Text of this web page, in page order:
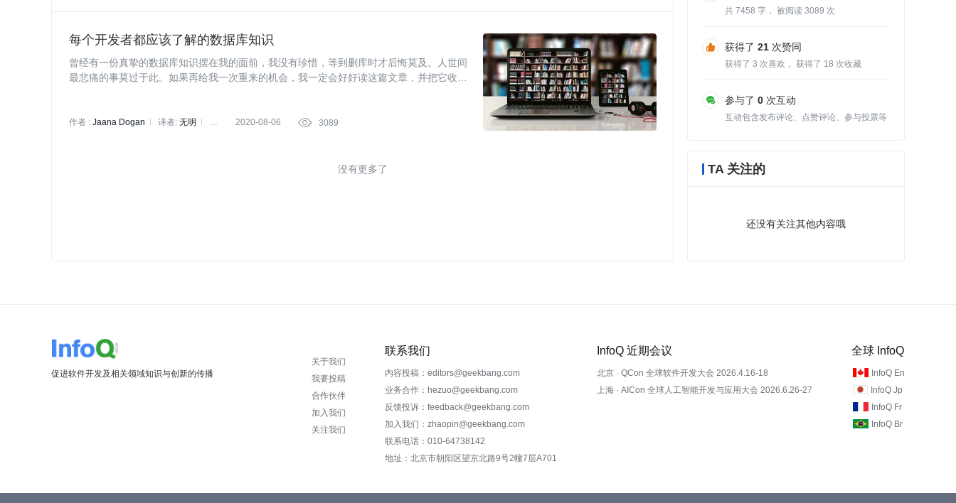
每个开发者都应该了解的数据库知识
曾经有一份真挚的数据库知识摆在我的面前，我没有珍惜，等到删库时才后悔莫及。人世间
最悲痛的事莫过于此。如果再给我一次重来的机会，我一定会好好读这篇文章，并把它收
作者 : Jaana Dogan 译者: 无明
策
2020-08-06  3089
没有更多了
共 7458 字， 被阅读 3089 次
获得了 21 次赞同
获得了 3 次喜欢， 获得了 18 次收藏
参与了 0 次互动
互动包含发布评论、点赞评论、参与投票等
TA 关注的
还没有关注其他内容哦
促进软件开发及相关领域知识与创新的传播
关于我们
我要投稿
合作伙伴
加入我们
关注我们
联系我们
内容投稿：editors@geekbang.com
业务合作：hezuo@geekbang.com
反馈投诉：feedback@geekbang.com
加入我们：zhaopin@geekbang.com
联系电话：010-64738142
地址：北京市朝阳区望京北路9号2幢7层A701
InfoQ 近期会议
北京 · QCon 全球软件开发大会 2026.4.16-18
上海 · AICon 全球人工智能开发与应用大会 2026.6.26-27
全球 InfoQ
InfoQ En
InfoQ Jp
InfoQ Fr
InfoQ Br